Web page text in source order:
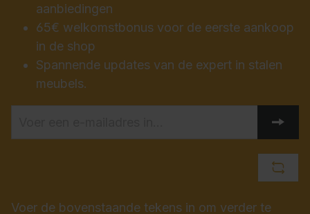
aanbiedingen
65€ welkomstbonus voor de eerste aankoop
in de shop
Spannende updates van de expert in stalen
meubels.
Voer de bovenstaande tekens in om verder te